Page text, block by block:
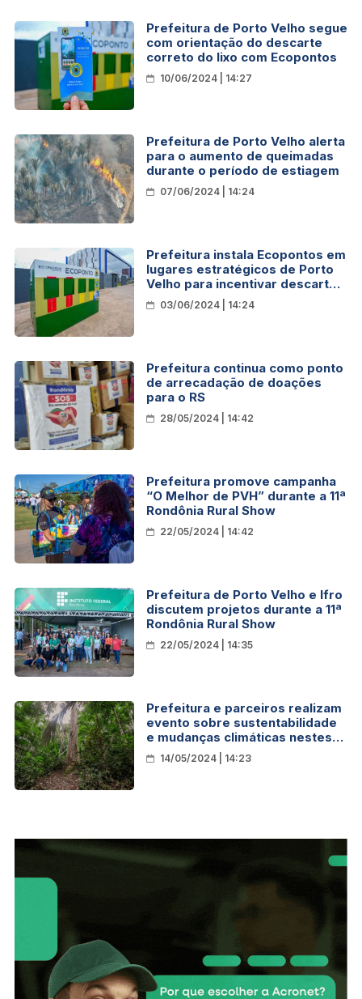
Prefeitura de Porto Velho segue
com orientação do descarte
correto do lixo com Ecopontos
10/06/2024 | 14:27
Prefeitura de Porto Velho alerta
para o aumento de queimadas
durante o período de estiagem
07/06/2024 | 14:24
Prefeitura instala Ecopontos em
lugares estratégicos de Porto
Velho para incentivar descarte
correto e a coleta seletiva
03/06/2024 | 14:24
Prefeitura continua como ponto
de arrecadação de doações
para o RS
28/05/2024 | 14:42
Prefeitura promove campanha
“O Melhor de PVH” durante a 11ª
Rondônia Rural Show
22/05/2024 | 14:42
Prefeitura de Porto Velho e Ifro
discutem projetos durante a 11ª
Rondônia Rural Show
22/05/2024 | 14:35
Prefeitura e parceiros realizam
evento sobre sustentabilidade
e mudanças climáticas nestes
dias 15 e 16
14/05/2024 | 14:23